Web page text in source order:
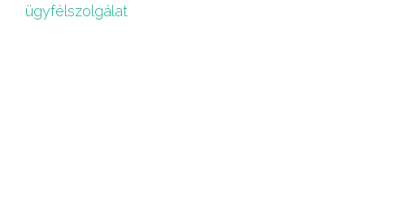
ügyfélszolgálat